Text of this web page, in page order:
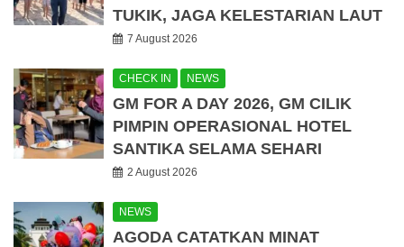
TUKIK, JAGA KELESTARIAN LAUT
7 August 2026
CHECK IN NEWS
GM FOR A DAY 2026, GM CILIK
PIMPIN OPERASIONAL HOTEL
SANTIKA SELAMA SEHARI
2 August 2026
NEWS
AGODA CATATKAN MINAT